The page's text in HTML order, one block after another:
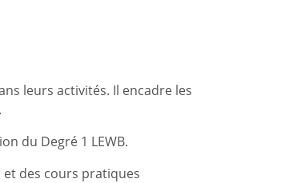
leurs activités. Il encadre les
du Degré 1 LEWB.
des cours pratiques